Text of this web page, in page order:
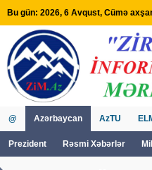
Bu gün: 2026, 6 Avqust, Cümə
@ Azərbaycan
Prezident Rəsmi Xəbərlər
AzTU